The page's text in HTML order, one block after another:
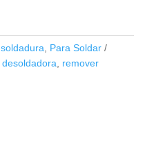
, Para Soldar
desoldadora, remover